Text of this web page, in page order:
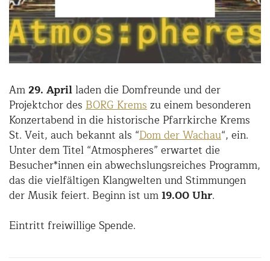
Am 29. April laden die Domfreunde und der
Projektchor des BORG Kremszu einem besonderen
Konzertabend in die historische Pfarrkirche Krems
St. Veit, auch bekannt als “Dom der Wachau“, ein.
Unter dem Titel “Atmospheres” erwartet die
Besucher*innen ein abwechslungsreiches Programm,
das die vielfältigen Klangwelten und Stimmungen
der Musik feiert. Beginn ist um19.00 Uhr.
Eintritt freiwillige Spende.